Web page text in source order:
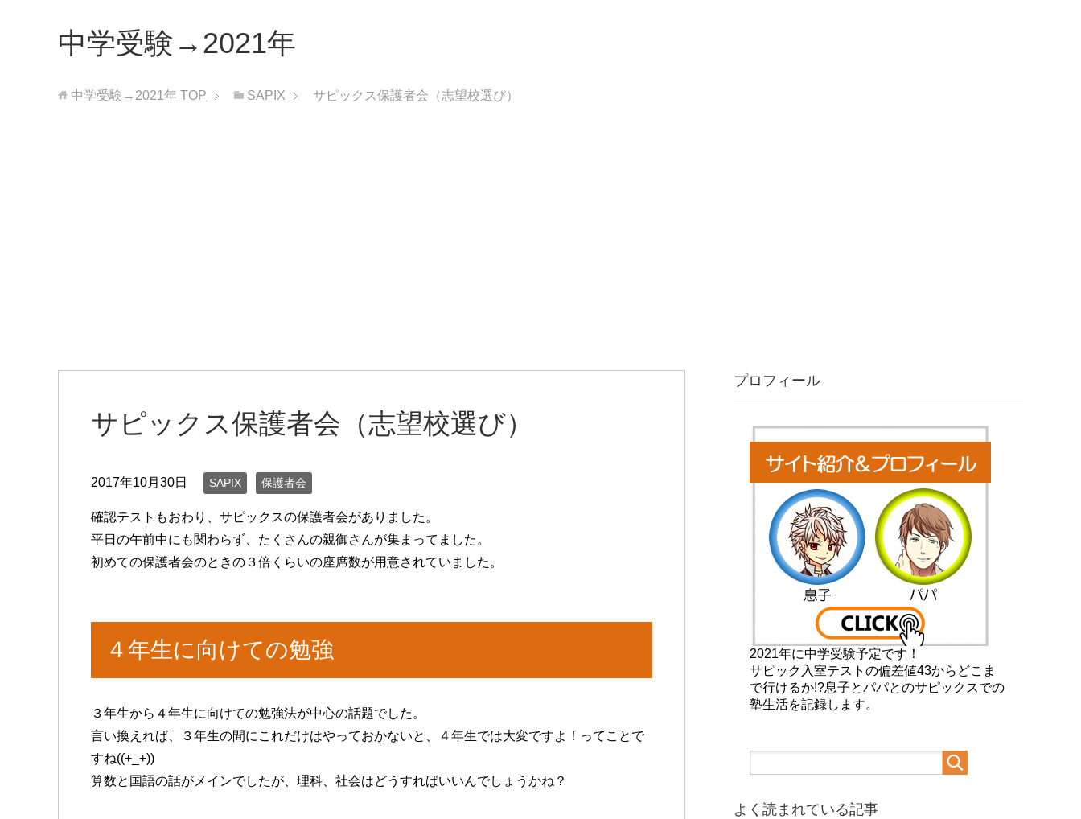
中学受験→2021年
中学受験→2021年 TOP SAPIX サピックス保護者会（志望校選び）
サピックス保護者会（志望校選び）
2017年10月30日 SAPIX 保護者会
確認テストもおわり、サピックスの保護者会がありました。
平日の午前中にも関わらず、たくさんの親御さんが集まってました。
初めての保護者会のときの３倍くらいの座席数が用意されていました。
４年生に向けての勉強
３年生から４年生に向けての勉強法が中心の話題でした。
言い換えれば、３年生の間にこれだけはやっておかないと、４年生では大変ですよ！ってことで
すね((+_+))
算数と国語の話がメインでしたが、理科、社会はどうすればいいんでしょうかね？
プロフィール
2021年に中学受験予定です！
サピック入室テストの偏差値43からどこま
で行けるか!?息子とパパとのサピックスでの
塾生活を記録します。
よく読まれている記事